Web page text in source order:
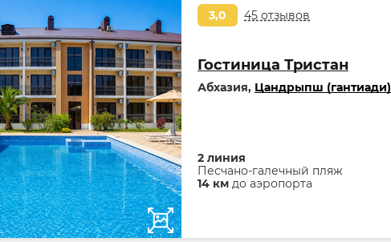
3,0 45 отзывов
Гостиница Тристан
Абхазия, Цандрыпш (гантиади)
2 линия
Песчано-галечный пляж
14 км до аэропорта